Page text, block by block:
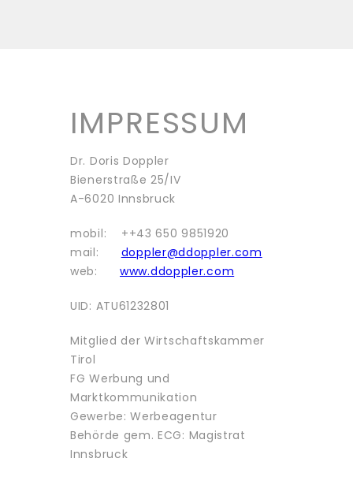
IMPRESSUM
Dr. Doris Doppler
Bienerstraße 25/IV
A-6020 Innsbruck
mobil: ++43 650 9851920
mail: doppler@ddoppler.com
web:www.ddoppler.com
UID: ATU61232801
Mitglied der Wirtschaftskammer
Tirol
FG Werbung und
Marktkommunikation
Gewerbe: Werbeagentur
Behörde gem. ECG: Magistrat
Innsbruck